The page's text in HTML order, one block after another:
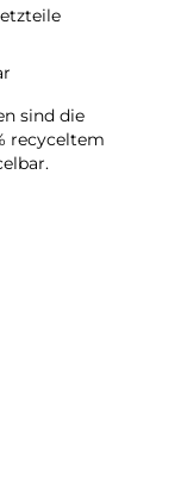
sind die
recyceltem